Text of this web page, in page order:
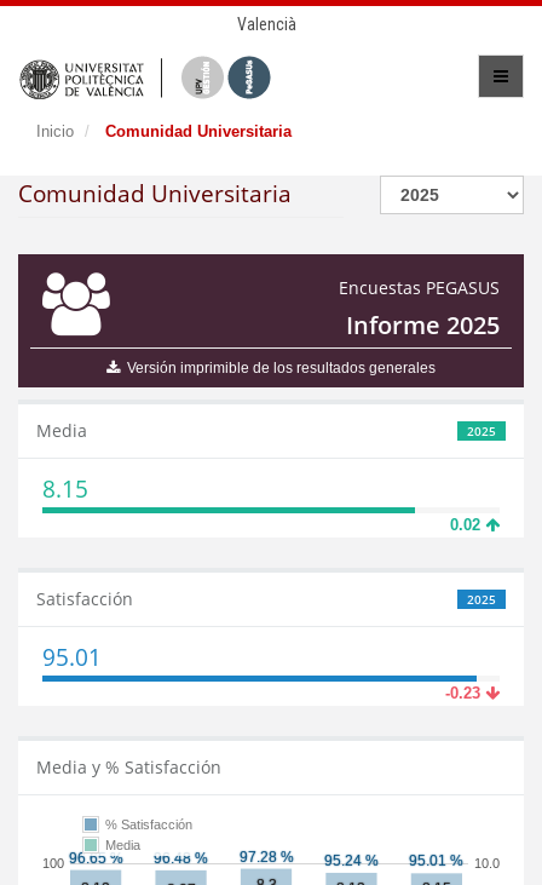
Valencià
Inicio Comunidad Universitaria
Comunidad Universitaria
Encuestas PEGASUS
Informe 2025
Versión imprimible de los resultados generales
2025
Media
8.15
0.02
2025
Satisfacción
95.01
-0.23
Media y % Satisfacción
100 10.0
% Satisfacción
Media